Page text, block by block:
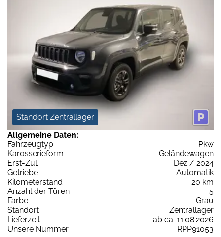
Standort Zentrallager
Allgemeine Daten:
Fahrzeugtyp
Pkw
Karosserieform
Geländewagen
Erst-Zul.
Dez / 2024
Getriebe
Automatik
Kilometerstand
20 km
Anzahl der Türen
5
Farbe
Grau
Standort
Zentrallager
Lieferzeit
ab ca. 11.08.2026
Unsere Nummer
RPP91053